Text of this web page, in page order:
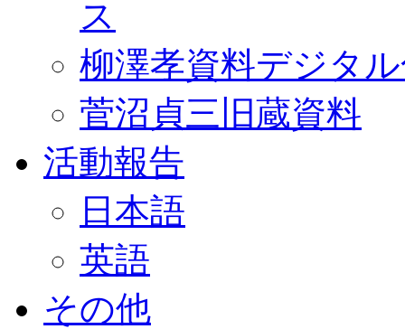
ス
柳澤孝資料デジタ
菅沼貞三旧蔵資料
活動報告
日本語
英語
その他